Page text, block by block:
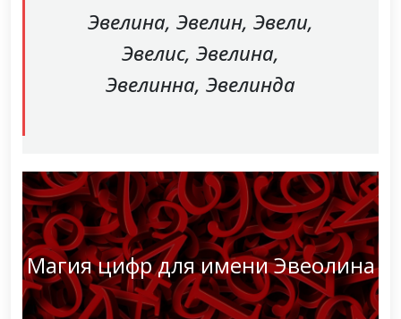
Эвелина, Эвелин, Эвели,
Эвелис, Эвелина,
Эвелинна, Эвелинда
Магия цифр для имени Эвеолина